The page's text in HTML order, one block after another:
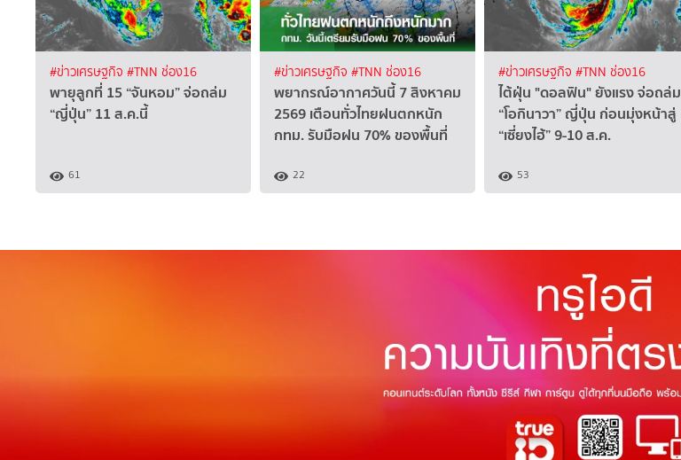
#ข่าวเศรษฐกิจ #TNN ช่อง16
พายุลูกที่ 15 “จันหอม” จ่อถล่ม
“ญี่ปุ่น” 11 ส.ค.นี้
61
#ข่าวเศรษฐกิจ #TNN ช่อง16
พยากรณ์อากาศวันนี้ 7 สิงหาคม
2569 เตือนทั่วไทยฝนตกหนัก
กทม. รับมือฝน 70% ของพื้นที่
22
#ข่าวเศรษฐกิจ #TNN ช่อง16
ไต้ฝุ่น "ดอลฟิน" ยังแรง จ่อถล่ม
“โอกินาวา” ญี่ปุ่น ก่อนมุ่งหน้าสู่
“เซี่ยงไฮ้” 9-10 ส.ค.
53